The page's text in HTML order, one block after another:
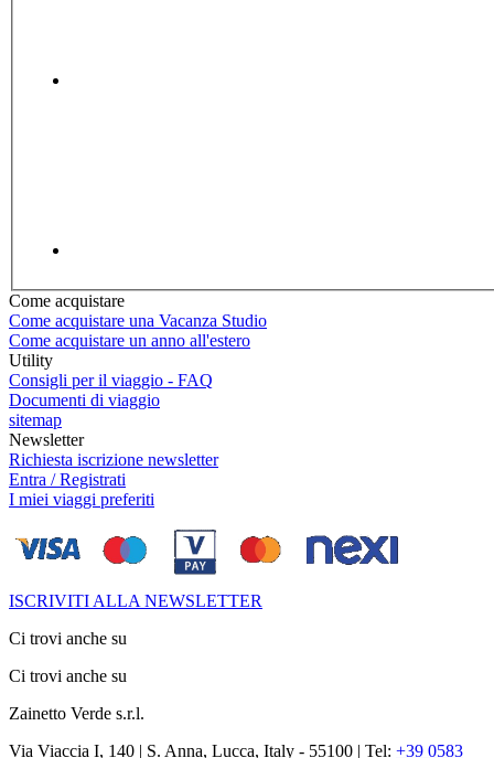
Come acquistare
Come acquistare una Vacanza Studio
Come acquistare un anno all'estero
Utility
Consigli per il viaggio - FAQ
Documenti di viaggio
sitemap
Newsletter
Richiesta iscrizione newsletter
Entra / Registrati
I miei viaggi preferiti
ISCRIVITI ALLA NEWSLETTER
Ci trovi anche su
Ci trovi anche su
Zainetto Verde s.r.l.
Via Viaccia I, 140 | S. Anna, Lucca, Italy - 55100 | Tel: +39 0583